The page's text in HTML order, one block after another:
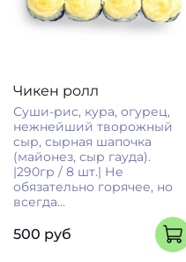
Чикен ролл
Суши-рис, кура, огурец,
нежнейший творожный
сыр, сырная шапочка
(майонез, сыр гауда).
|290гр / 8 шт.| Не
обязательно горячее, но
всегда...
500 руб